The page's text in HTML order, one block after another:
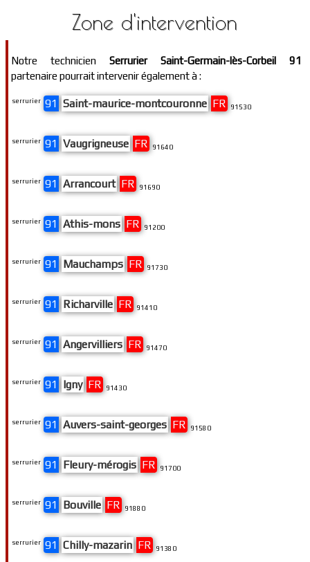
Zone d'intervention
Notre technicien Serrurier Saint-Germain-lès-Corbeil 91
partenaire pourrait intervenir également à :
serrurier 91 Chilly-mazarin FR 91380
serrurier 91 Bouville FR 91880
serrurier 91 Fleury-mérogis FR 91700
serrurier 91 Auvers-saint-georges FR 91580
serrurier 91 Igny FR 91430
serrurier 91 Angervilliers FR 91470
serrurier 91 Richarville FR 91410
serrurier 91 Mauchamps FR 91730
serrurier 91 Athis-mons FR 91200
serrurier 91 Arrancourt FR 91690
serrurier 91 Vaugrigneuse FR 91640
serrurier 91 Saint-maurice-montcouronne FR 91530